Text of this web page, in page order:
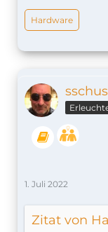
Hardware
1. Juli 2022
Zitat von